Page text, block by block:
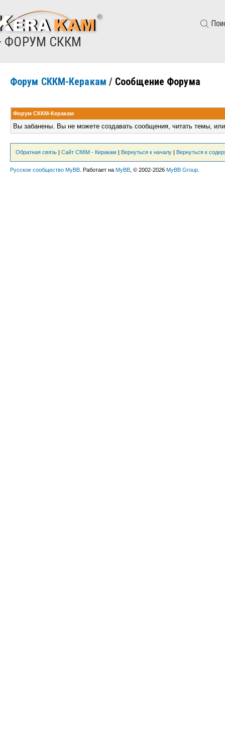
ФОРУМ СККМ
Форум СККМ-Керакам / Сообщение Форума
Форум СККМ-Керакам
Вы забанены. Вы не можете создавать сообщения, читать темы,
Обратная связь | Сайт СККМ - Керакам | Вернуться к началу | Вернуться к
Русское сообщество MyBB . Работает на MyBB , © 2002-2026 MyBB Group